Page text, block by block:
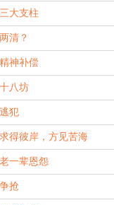
大支柱
清？
神补偿
八坊
犯
得彼岸，方见苦海
一辈恩怨
抢